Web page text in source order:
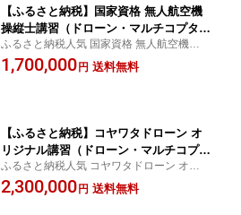
【ふるさと納税】国家資格 無人航空機
操縦士講習（ドローン・マルチコプタ
ー） 一等無人航空機操縦士（基本） 経
験者向け【 習い事 資格 利用券 神奈川
ふるさと納税人気 国家資格 無人航空機操縦
士講習 ドローン・マルチコプター 一等無人
航空機操縦士（基本） 経験者向け 習い事
1,700,000 円 送料無料
【ふるさと納税】コヤワタドローン オ
リジナル講習（ドローン・マルチコプタ
ー） 一等合格対策 ATTI操縦特化トレー
ニング 二等取得者向け（5日間）【 習い
ふるさと納税人気 コヤワタドローン オリジ
ナル講習 ドローン・マルチコプター 一等合
格対策 ATTI操縦特化トレーニング 二等取得
2,300,000 円 送料無料